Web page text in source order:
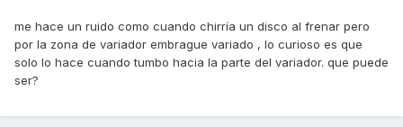
me hace un ruido como cuando chirría un disco al frenar pero
por la zona de variador embrague variado , lo curioso es que
solo lo hace cuando tumbo hacia la parte del variador. que puede
ser?